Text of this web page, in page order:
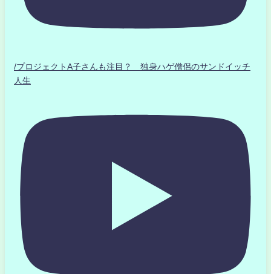
/プロジェクトA子さんも注目？ 独身ハゲ僧侶のサンドイッチ
人生